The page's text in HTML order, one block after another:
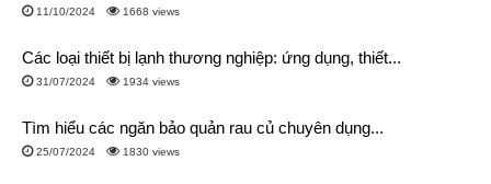
của dòng tủ lạnh thường), cánh phải làm ngăn mát (giống ngăn
dưới của tủ lạnh thường).
2.2. Kích thước
11/10/2024 1668 views
Các loại thiết bị lạnh thương nghiệp: ứng dụng, thiết...
31/07/2024 1934 views
Tìm hiểu các ngăn bảo quản rau củ chuyên dụng...
25/07/2024 1830 views